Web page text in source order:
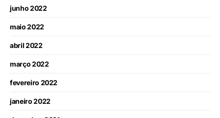
junho 2022
maio 2022
abril 2022
março 2022
fevereiro 2022
janeiro 2022